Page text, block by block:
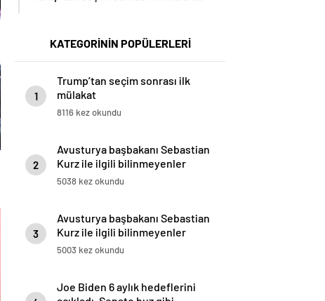
KATEGORİNİN POPÜLERLERİ
1
Trump’tan seçim sonrası ilk
mülakat
8116 kez okundu
2
Avusturya başbakanı Sebastian
Kurz ile ilgili bilinmeyenler
5038 kez okundu
3
Avusturya başbakanı Sebastian
Kurz ile ilgili bilinmeyenler
5003 kez okundu
Joe Biden 6 aylık hedeflerini